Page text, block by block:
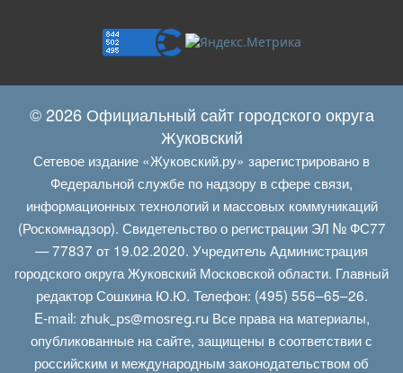
© 2026 Официальный сайт городского округа
Жуковский
Сетевое издание «Жуковский.ру» зарегистрировано в
Федеральной службе по надзору в сфере связи,
информационных технологий и массовых коммуникаций
(Роскомнадзор). Свидетельство о регистрации ЭЛ № ФС77
— 77837 от 19.02.2020. Учредитель Администрация
городского округа Жуковский Московской области. Главный
редактор Сошкина Ю.Ю. Телефон: (495) 556–65–26.
E‑mail: zhuk_ps@mosreg.ruВсе права на материалы,
опубликованные на сайте, защищены в соответствии с
российским и международным законодательством об